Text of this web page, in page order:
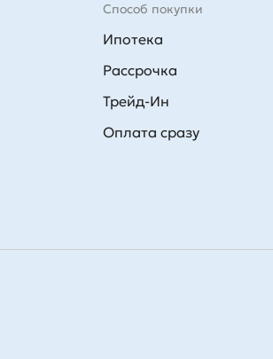
Способ покупки
Ипотека
Рассрочка
Трейд-Ин
Оплата сразу